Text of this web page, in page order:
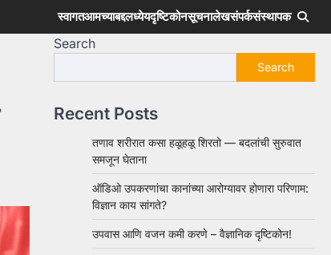
स्वागतआमच्याबद्दलध्येयदृष्टिकोनसूचनालेखसंपर्कसंस्थापक
Search
Search
Recent Posts
तणाव शरीरात कसा हळूहळू शिरतो — बदलांची सुरुवात
समजून घेताना
ऑडिओ उपकरणांचा कानांच्या आरोग्यावर होणारा परिणाम:
विज्ञान काय सांगते?
उपवास आणि वजन कमी करणे – वैज्ञानिक दृष्टिकोन!